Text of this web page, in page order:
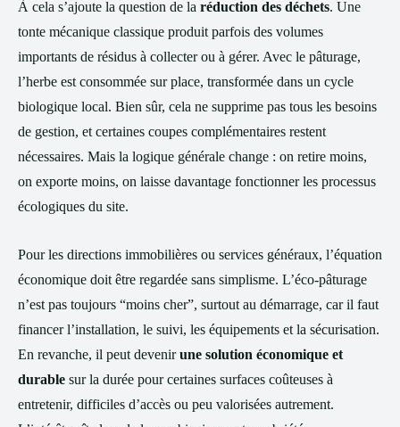
À cela s’ajoute la question de la réduction des déchets. Une
tonte mécanique classique produit parfois des volumes
importants de résidus à collecter ou à gérer. Avec le pâturage,
l’herbe est consommée sur place, transformée dans un cycle
biologique local. Bien sûr, cela ne supprime pas tous les besoins
de gestion, et certaines coupes complémentaires restent
nécessaires. Mais la logique générale change : on retire moins,
on exporte moins, on laisse davantage fonctionner les processus
écologiques du site.
Pour les directions immobilières ou services généraux, l’équation
économique doit être regardée sans simplisme. L’éco-pâturage
n’est pas toujours “moins cher”, surtout au démarrage, car il faut
financer l’installation, le suivi, les équipements et la sécurisation.
En revanche, il peut devenirune solution économique et
durable sur la durée pour certaines surfaces coûteuses à
entretenir, difficiles d’accès ou peu valorisées autrement.